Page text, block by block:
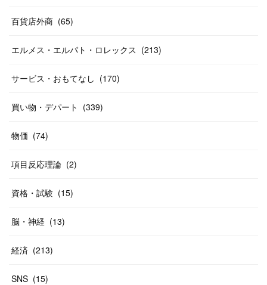
12
(14)
(24)
(20)
(14
(38)
(20
(31
58)
(46)
(20
百貨店外商 (65)
エルメス・エルパト・ロレックス (213)
サービス・おもてなし (170)
買い物・デパート (339)
物価 (74)
項目反応理論 (2)
資格・試験 (15)
脳・神経 (13)
経済 (213)
SNS (15)